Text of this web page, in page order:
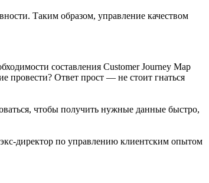
Таким образом, управление качеством
составления Customer Journey Map
провести? Ответ прост — не стоит гнаться
чтобы получить нужные данные быстро,
директор по управлению клиентским опытом